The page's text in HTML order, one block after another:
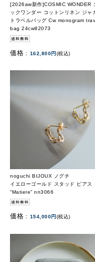
[2026aw新作]COSMIC WONDER
ックワンダー コットンリネン ジャ
トラベルバッグ Cw monogram
bag 24cw82073
価格 : 162,800円(税込)
noguchi BIJOUX ノグチ
イエローゴールド スタッド ピアス
“Matiere” nn3066
価格 : 154,000円 (税込)